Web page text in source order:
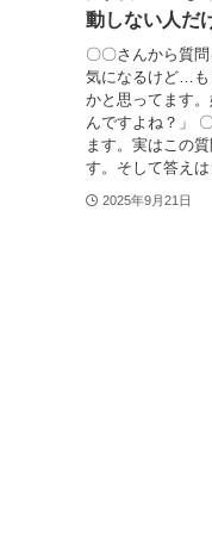
動しない人だ
〇〇さんから質
気になるけど…も
かと思ってます
んですよね？」
ます。実はこの
す。そして答えは
2025年9月21日